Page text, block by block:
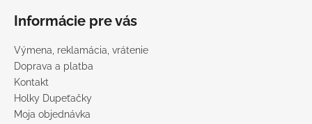
Informácie pre vás
Výmena, reklamácia, vrátenie
Doprava a platba
Kontakt
Holky Dupeťačky
Moja objednávka